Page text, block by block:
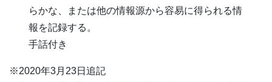
らかな、または他の情報源から容易に得られる情
報を記録する。
手話付き
※2020年3月23日追記